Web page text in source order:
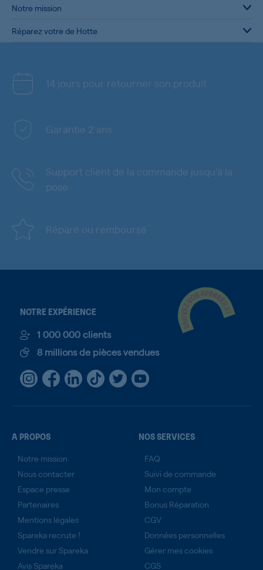
Notre mission
Réparez votre de Hotte
14 jours pour retourner son produit
Garantie 2 ans
Support client de la commande jusqu'à la
pose
Réparé ou remboursé
NOTRE EXPÉRIENCE
1 000 000 clients
8 millions de pièces vendues
A PROPOS
Notre mission
Nous contacter
Espace presse
Partenaires
Mentions légales
Spareka recrute !
Vendre sur Spareka
Avis Spareka
NOS SERVICES
FAQ
Suivi de commande
Mon compte
Bonus Réparation
CGV
Données personnelles
Gérer mes cookies
CGS